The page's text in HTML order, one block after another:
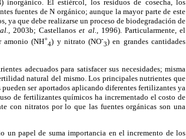
inorgánico. El estiércol, los residuos de cosecha, los
fuentes de N orgánico; aunque la mayor parte de este
ya que debe realizarse un proceso de biodegradación de
2003b; Castellanoset al.,1996). Particularmente, el
amonio (NH+
4) y nitrato (NO-
3) en grandes cantidades
adecuados para satisfacer sus necesidades; misma
natural del mismo. Los principales nutrientes que
ser aportados aplicando diferentes fertilizantes ya
de fertilizantes químicos ha incrementado el costo de
con nitratos por lo que las fuentes orgánicas son una
un papel de suma importancia en el incremento de los